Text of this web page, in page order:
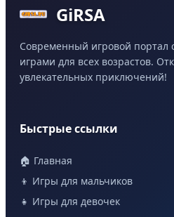
GiRSA
Современный игровой
играми для всех возрастов.
увлекательных приключений!
Быстрые ссылки
🏠 Главная
👦 Игры для мальчиков
👧 Игры для девочек